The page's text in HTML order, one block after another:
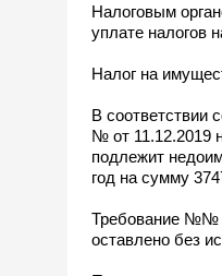
Налоговым
уплате налогов
Налог на
В соответствии
№ от 11.12.2019
подлежит
год на сумму
Требование №№
оставлено без